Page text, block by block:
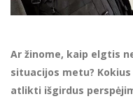
Ar žinome, kaip elgtis
situacijos metu?
atlikti išgirdus